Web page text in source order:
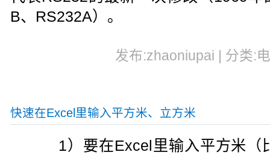
B、RS232A）。
发布:zhaoniupai | 分类:
快速在Excel里输入平方米、立方米
1）要在Excel里输入平方米（